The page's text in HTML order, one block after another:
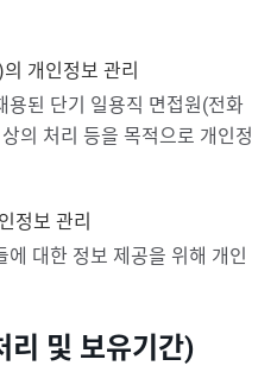
개인정보 관리
용된 단기 일용직 면접원(전화
의 처리 등을 목적으로 개인정
정보 관리
대한 정보 제공을 위해 개인
리 및 보유기간)